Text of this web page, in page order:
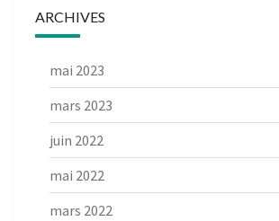
ARCHIVES
mai 2023
mars 2023
juin 2022
mai 2022
mars 2022